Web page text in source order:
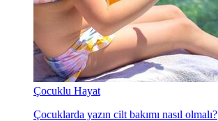
Çocuklu Hayat
Çocuklarda yazın cilt bakımı nasıl olmalı?